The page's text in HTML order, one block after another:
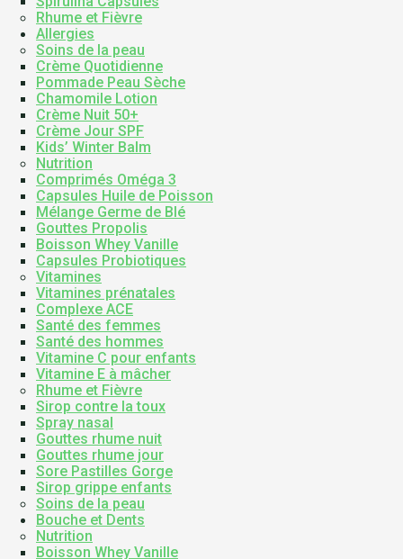
Rhume et Fièvre
Allergies
Soins de la peau
Crème Quotidienne
Pommade Peau Sèche
Chamomile Lotion
Crème Nuit 50+
Crème Jour SPF
Kids’ Winter Balm
Nutrition
Comprimés Oméga 3
Capsules Huile de Poisson
Mélange Germe de Blé
Gouttes Propolis
Boisson Whey Vanille
Capsules Probiotiques
Vitamines
Vitamines prénatales
Complexe ACE
Santé des femmes
Santé des hommes
Vitamine C pour enfants
Vitamine E à mâcher
Rhume et Fièvre
Sirop contre la toux
Spray nasal
Gouttes rhume nuit
Gouttes rhume jour
Sore Pastilles Gorge
Sirop grippe enfants
Soins de la peau
Bouche et Dents
Nutrition
Boisson Whey Vanille